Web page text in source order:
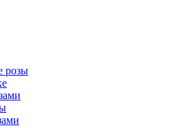
розы